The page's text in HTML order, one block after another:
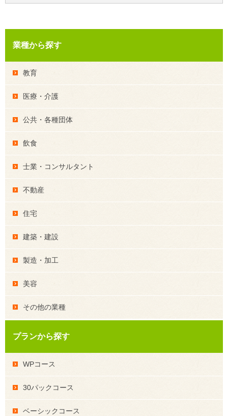
業種から探す
教育
医療・介護
公共・各種団体
飲食
士業・コンサルタント
不動産
住宅
建築・建設
製造・加工
美容
その他の業種
プランから探す
WPコース
30パックコース
ベーシックコース